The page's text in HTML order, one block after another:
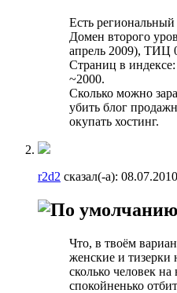
Есть
Домен второго
апрель 2009), ТИЦ
Страниц в индексе:
~2000.
Сколько можно
убить блог
окупать хостинг.
r2d2 сказал(-а): 08.07.2010
Что, в твоём
женские и тизерки
сколько человек
спокойненько